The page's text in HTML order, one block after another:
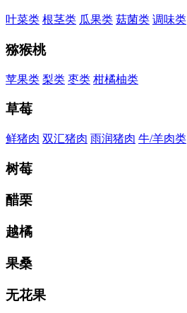
叶菜类 根茎类 瓜果类 菇菌类 调味类
猕猴桃
苹果类 梨类 枣类 柑橘柚类
草莓
鲜猪肉 双汇猪肉 雨润猪肉 牛/羊肉类
树莓
醋栗
越橘
果桑
无花果